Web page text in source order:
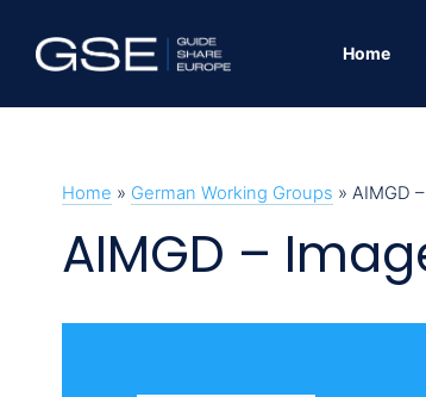
content
Home
Home » German Working Groups » AIMGD
AIMGD –